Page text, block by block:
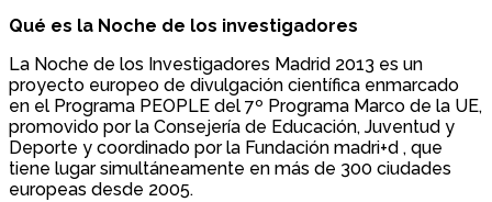
Qué es la Noche de los investigadores
La Noche de los Investigadores Madrid 2013 es un
proyecto europeo de divulgación científica enmarcado
en el Programa PEOPLE del 7º Programa Marco de la UE,
promovido por la Consejería de Educación, Juventud y
Deporte y coordinado por la Fundación madri+d , que
tiene lugar simultáneamente en más de 300 ciudades
europeas desde 2005.